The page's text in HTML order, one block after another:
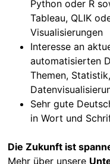
Python oder R
Tableau, QLIK
Visualisierungen
Interesse an
automatisierten
Themen,
Sehr gute
in Wort und
Die Zukunft ist
Mehr über unsere